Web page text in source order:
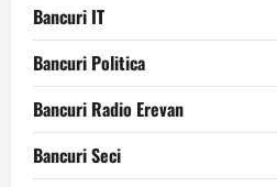
Bancuri IT
Bancuri Politica
Bancuri Radio Erevan
Bancuri Seci